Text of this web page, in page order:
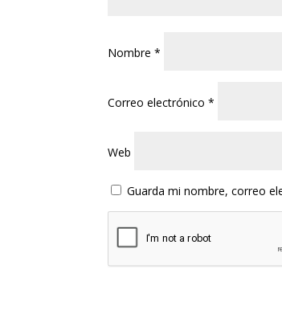
Nombre*
Correo electrónico*
Web
Guarda mi nombre, correo